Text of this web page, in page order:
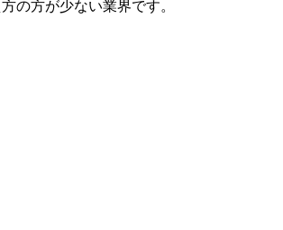
の方が少ない業界です。